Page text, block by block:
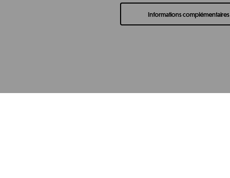
Informations complémentaires